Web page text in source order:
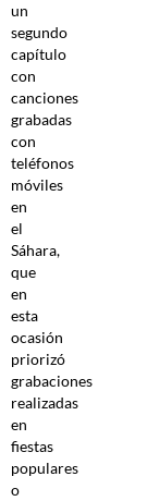
un
segundo
capítulo
con
canciones
grabadas
con
teléfonos
móviles
en
el
Sáhara,
que
en
esta
ocasión
priorizó
grabaciones
realizadas
en
fiestas
populares
o